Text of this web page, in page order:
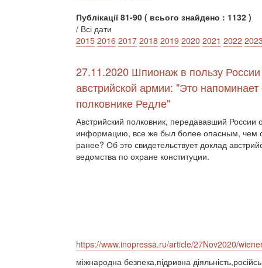
Публікації 81-90 ( всього знайдено : 1132 )
/ Всі дати
2015 2016 2017 2018 2019 2020 2021 2022
27.11.2020 Шпионаж в пользу
австрийской армии: "Это напоминает
полковнике Редле"
Австрийский полковник, передававший России
информацию, все же был более опасным, чем
ранее? Об это свидетельствует доклад
ведомства по охране конституции.
https://www.inopressa.ru/article/27Nov2020/
міжнародна безпека,підривна